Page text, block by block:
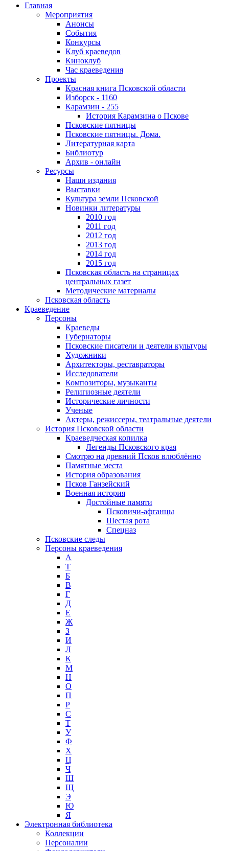
Главная
Мероприятия
Анонсы
События
Конкурсы
Клуб краеведов
Киноклуб
Час краеведения
Проекты
Красная книга Псковской области
Изборск - 1160
Карамзин - 255
История Карамзина о Пскове
Псковские пятницы
Псковские пятницы. Дома.
Литературная карта
Библиотур
Архив - онлайн
Ресурсы
Наши издания
Выставки
Культура земли Псковской
Новинки литературы
2010 год
2011 год
2012 год
2013 год
2014 год
2015 год
Псковская область на страницах
центральных газет
Методические материалы
Псковская область
Краеведение
Персоны
Краеведы
Губернаторы
Псковские писатели и деятели культуры
Художники
Архитекторы, реставраторы
Исследователи
Композиторы, музыканты
Религиозные деятели
Исторические личности
Ученые
Актеры, режиссеры, театральные деятели
История Псковской области
Краеведческая копилка
Легенды Псковского края
Смотрю на древний Псков влюблённо
Памятные места
История образования
Псков Ганзейский
Военная история
Достойные памяти
Псковичи-афганцы
Шестая рота
Спецназ
Псковские следы
Персоны краеведения
А
T
Б
В
Г
Д
Е
Ж
З
И
Л
К
М
Н
О
П
Р
С
Т
У
Ф
Х
Ц
Ч
Ш
Щ
Э
Ю
Я
Электронная библиотека
Коллекции
Персоналии